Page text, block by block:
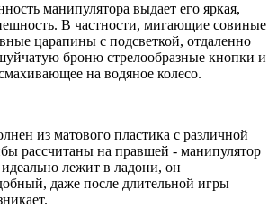
манипулятора выдает его яркая,
В частности, мигающие совиные
царапины с подсветкой, отдаленно
броню стрелообразные кнопки и
на водяное колесо.
из матового пластика с различной
рассчитаны на правшей - манипулятор
лежит в ладони, он
даже после длительной игры